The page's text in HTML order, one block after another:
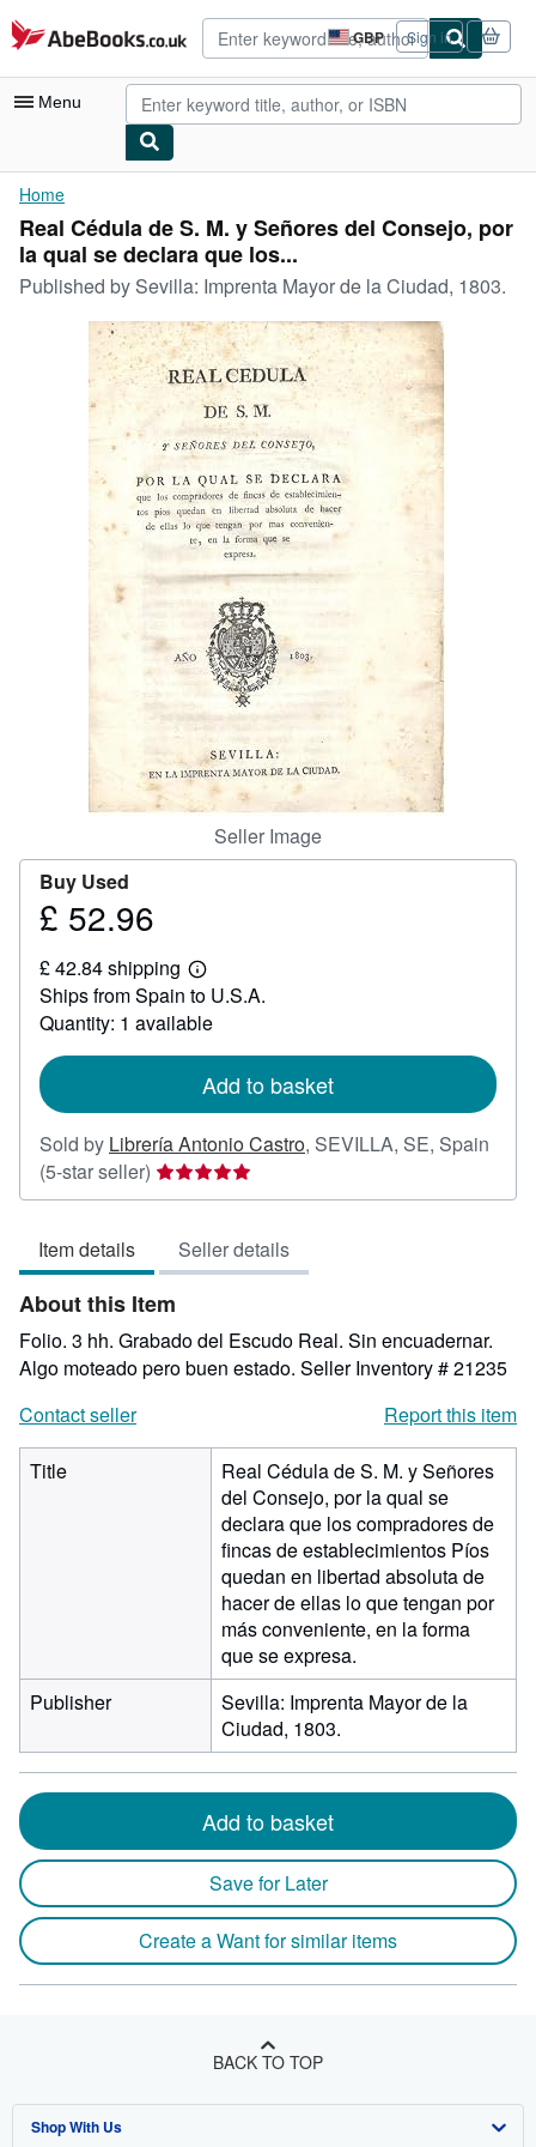
Skip to main content
AbeBooks.co.uk GBP
Site
shopping
preferences
Sign in
Menu
My Account
My Purchases
Advanced Search
Browse Collections
Rare Books
Art & Collectables
Textbooks
Start Selling
CLOSE
Home
Real Cédula de S. M. y Señores del Consejo, por
la qual se declara que los...
Published by Sevilla: Imprenta Mayor de la Ciudad, 1803.
Seller Image
Buy Used
Price
52.96
£ 52.96
£ 42.84 shipping
Learn
more
about
shipping
Ships from Spain to U.S.A.
Quantity: 1 available
Add to basket
Sold by Librería Antonio Castro, SEVILLA, SE, Spain
(5-star seller) Seller
rating
out
of
5
stars
Item details Seller details
About this Item
Folio. 3 hh. Grabado del Escudo Real. Sin encuadernar.
Algo moteado pero buen estado. Seller Inventory # 21235
Contact seller
Report this item
Title
Real Cédula de S. M. y Señores
del Consejo, por la qual se
declara que los compradores de
fincas de establecimientos Píos
quedan en libertad absoluta de
hacer de ellas lo que tengan por
más conveniente, en la forma
que se expresa.
Publisher
Sevilla: Imprenta Mayor de la
Ciudad, 1803.
Add to basket
Save for Later
Create a Want for similar items
BACK TO TOP
Shop With Us